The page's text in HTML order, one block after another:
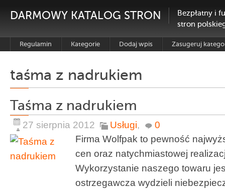
DARMOWY KATALOG STRON
Bezpłatny i
stron
Regulamin Kategorie Dodaj wpis Zasugeruj
taśma z nadrukiem
Taśma z nadrukiem
27 sierpnia 2012 Usługi,
0
Firma Wolfpak to pewność
cen oraz natychmiastowej
Wykorzystanie naszego towaru
ostrzegawcza wydzieli